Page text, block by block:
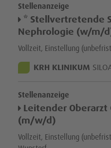
Stellenanzeige
* Stellvertretende
Nephrologie (w/m/
Vollzeit, Einstellung
STANDORT:
KRH KLINIKUM
Stellenanzeige
Leitender
(m/w/d)
Vollzeit, Einstellung